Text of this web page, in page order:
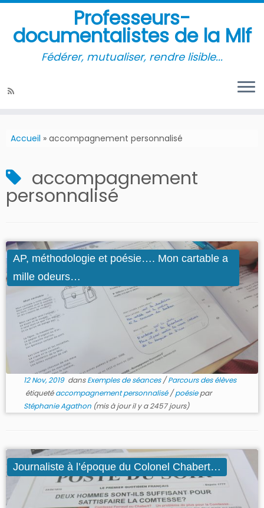
Professeurs-
documentalistes de la Mlf
Fédérer, mutualiser, rendre lisible...
Accueil » accompagnement personnalisé
accompagnement
personnalisé
AP, méthodologie et poésie…. Mon cartable a
mille odeurs…
12 Nov, 2019dansExemples de séances/Parcours des élèves
étiquetéaccompagnement personnalisé/poésiepar
Stéphanie Agathon(mis à jour il y a 2457 jours)
Journaliste à l’époque du Colonel Chabert…